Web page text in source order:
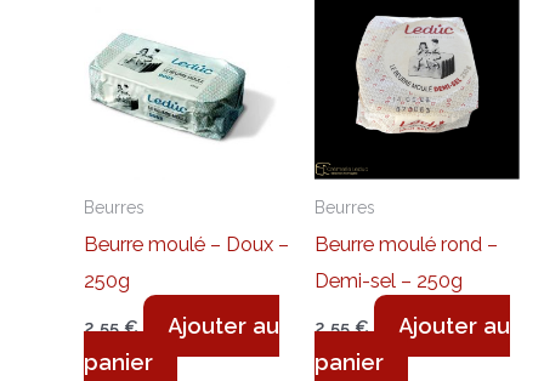
Beurres
Beurre moulé – Doux –
250g
2,55€
Ajouter au
panier
Beurres
Beurre moulé rond –
Demi-sel – 250g
2,55€
Ajouter au
panier